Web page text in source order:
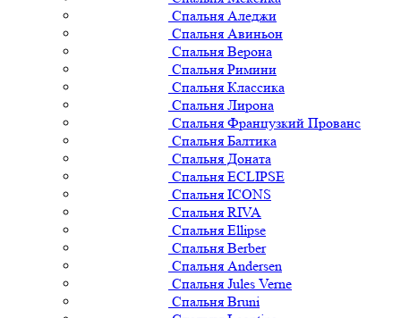
Спальня Аледжи
Спальня Авиньон
Спальня Верона
Спальня Римини
Спальня Классика
Спальня Лирона
Спальня Французкий Прованс
Спальня Балтика
Спальня Доната
Спальня ECLIPSE
Спальня ICONS
Спальня RIVA
Спальня Ellipse
Спальня Berber
Спальня Andersen
Спальня Jules Verne
Спальня Bruni